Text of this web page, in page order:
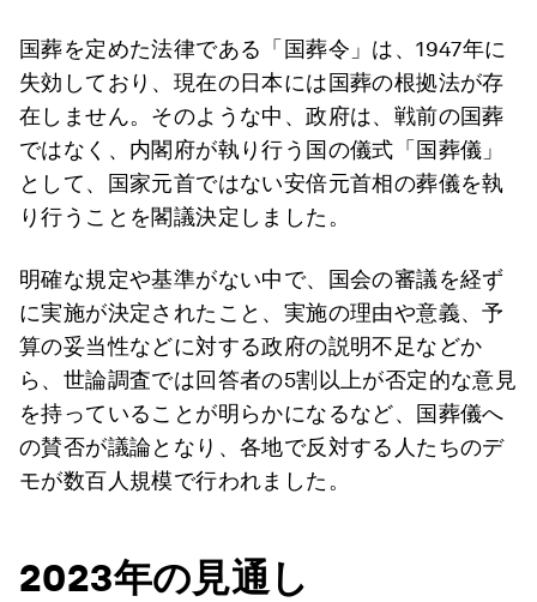
国葬を定めた法律である「国葬令」は、1947年に
失効しており、現在の日本には国葬の根拠法が存
在しません。そのような中、政府は、戦前の国葬
ではなく、内閣府が執り行う国の儀式「国葬儀」
として、国家元首ではない安倍元首相の葬儀を執
り行うことを閣議決定しました。
明確な規定や基準がない中で、国会の審議を経ず
に実施が決定されたこと、実施の理由や意義、予
算の妥当性などに対する政府の説明不足などか
ら、世論調査では回答者の5割以上が否定的な意見
を持っていることが明らかになるなど、国葬儀へ
の賛否が議論となり、各地で反対する人たちのデ
モが数百人規模で行われました。
2023年の見通し